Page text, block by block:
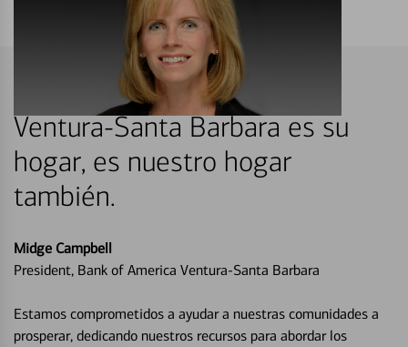
Ventura-Santa Barbara es su
hogar, es nuestro hogar
también.
Midge Campbell
President, Bank of America Ventura-Santa Barbara
Estamos comprometidos a ayudar a nuestras comunidades a
prosperar, dedicando nuestros recursos para abordar los